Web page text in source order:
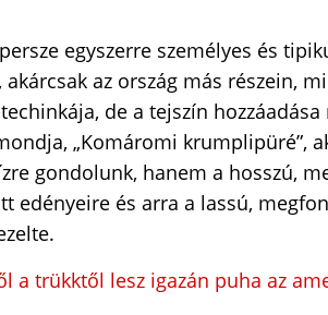
egyszerre személyes és
akárcsak az ország más részein,
de a tejszín
„Komáromi krumplipüré”,
gondolunk, hanem a hosszú,
edényeire és arra a lassú,
a trükktől lesz igazán puha az